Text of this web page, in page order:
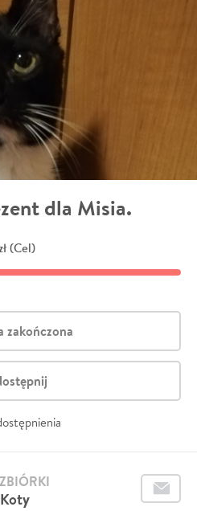
dla Misia.
(Cel)
zakończona